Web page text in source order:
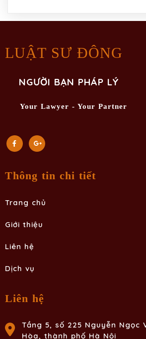
LUẬT SƯ ĐÔNG
NGƯỜI BẠN PHÁP LÝ
Your Lawyer - Your Partner
Thông tin chi tiết
Trang chủ
Giới thiệu
Liên hệ
Dịch vụ
Liên hệ
Tầng 5, số 225 Nguyễn Ngọc
Hòa, thành phố Hà Nội